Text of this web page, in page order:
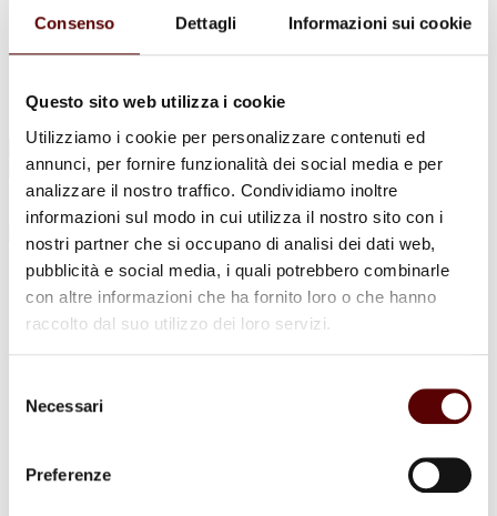
Consenso Dettagli Informazioni sui cookie
Questo sito web utilizza i cookie
Utilizziamo i cookie per personalizzare contenuti ed
annunci, per fornire funzionalità dei social media e per
analizzare il nostro traffico. Condividiamo inoltre
informazioni sul modo in cui utilizza il nostro sito con i
nostri partner che si occupano di analisi dei dati web,
pubblicità e social media, i quali potrebbero combinarle
con altre informazioni che ha fornito loro o che hanno
raccolto dal suo utilizzo dei loro servizi.
delNecessari
Preferenze
In caso di decesso
Necrologi
Info e Contatti
Cerca
per:
Lamberto Gallerani
24 Febbraio 1929 - 7 Gennaio 2022